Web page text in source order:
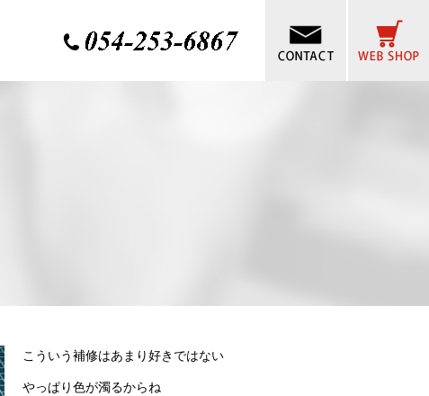
こういう補修はあまり好きではない
やっぱり色が濁るからね